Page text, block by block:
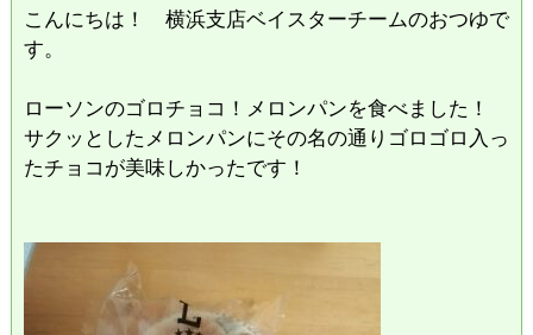
こんにちは！ 横浜支店ベイスターチームのおつゆで
す。
ローソンのゴロチョコ！メロンパンを食べました！
サクッとしたメロンパンにその名の通りゴロゴロ入っ
たチョコが美味しかったです！